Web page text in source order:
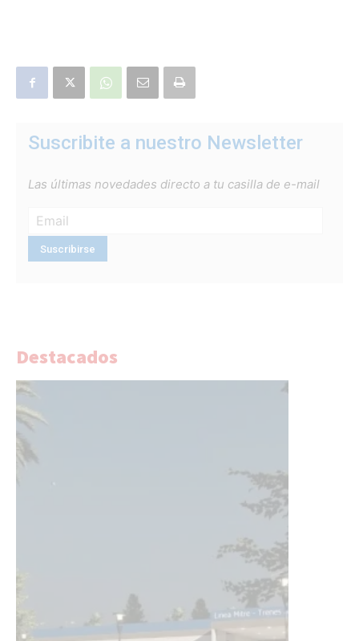
Suscribite a nuestro Newsletter
Las últimas novedades directo a tu casilla de e-mail
Destacados